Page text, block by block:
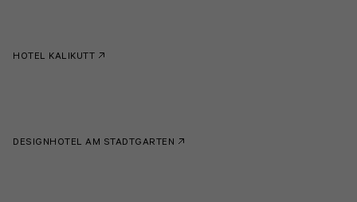
HOTEL KALIKUTT
DESIGNHOTEL AM STADTGARTEN